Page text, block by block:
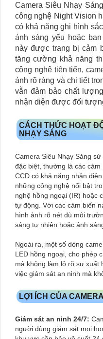
Camera Siêu Nhạy
công nghệ Night Vision
có khả năng ghi hình
ánh sáng yếu hoặc
này được trang bị cảm
tăng cường khả năng
công nghệ tiên tiến,
ảnh rõ ràng và chi tiết
vẫn đảm bảo chất
nhận diện được đối
CÁCH THỨC HOẠT
NHẠY SÁNG
Camera Siêu Nhạy Sáng
đặc biệt, thường là các cảm
CCD có khả năng nhận
những công nghệ nổi bật
nghệ hồng ngoại (IR) hoặc
tự động. Với các cảm biến
hình ảnh rõ nét dù môi
sáng tự nhiên hoặc ánh
Ngoài ra, một số dòng
LED hồng ngoại, cho phép
mà không làm lộ rõ sự
việc giám sát an ninh mà
LỢI ÍCH CỦA
Giám sát an ninh 24/7:
người dùng giám sát mọi